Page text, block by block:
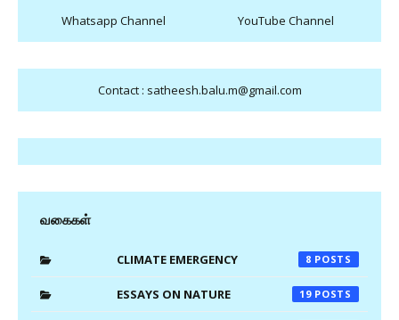
Whatsapp Channel YouTube Channel
Contact : satheesh.balu.m@gmail.com
வகைகள்
CLIMATE EMERGENCY 8
ESSAYS ON NATURE 19